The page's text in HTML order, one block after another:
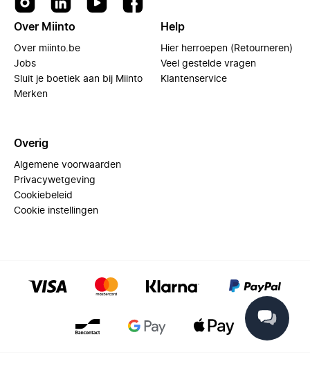
Over Miinto
Over miinto.be
Jobs
Sluit je boetiek aan bij Miinto
Merken
Help
Hier herroepen (Retourneren)
Veel gestelde vragen
Klantenservice
Overig
Algemene voorwaarden
Privacywetgeving
Cookiebeleid
Cookie instellingen